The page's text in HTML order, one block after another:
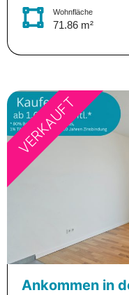
Wohnfläche
71.86 m²
VERKAUFT
Ankommen in